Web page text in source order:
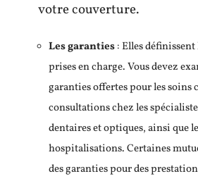
votre couverture.
Les garanties: Elles définissent
prises en charge. Vous devez
garanties offertes pour les soins
consultations chez les
dentaires et optiques, ainsi que
hospitalisations. Certaines
des garanties pour des